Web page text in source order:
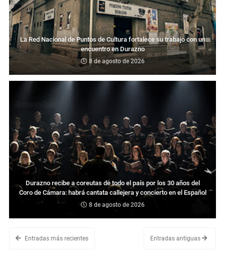
La Red Nacional de Puntos de Cultura fortalece su trabajo con un
encuentro en Durazno
8 de agosto de 2026
Durazno recibe a coreutas de todo el país por los 30 años del
Coro de Cámara: habrá cantata callejera y concierto en el Español
8 de agosto de 2026
Entradas más recientes Entradas antiguas